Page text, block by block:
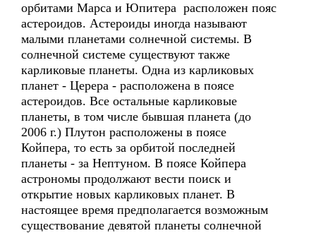
орбитами Марса и Юпитера расположен пояс
астероидов. Астероиды иногда называют
малыми планетами солнечной системы. В
солнечной системе существуют также
карликовые планеты. Одна из карликовых
планет - Церера - расположена в поясе
астероидов. Все остальные карликовые
планеты, в том числе бывшая планета (до
2006 г.) Плутон расположены в поясе
Койпера, то есть за орбитой последней
планеты - за Нептуном. В поясе Койпера
астрономы продолжают вести поиск и
открытие новых карликовых планет. В
настоящее время предполагается возможным
существование девятой планеты солнечной